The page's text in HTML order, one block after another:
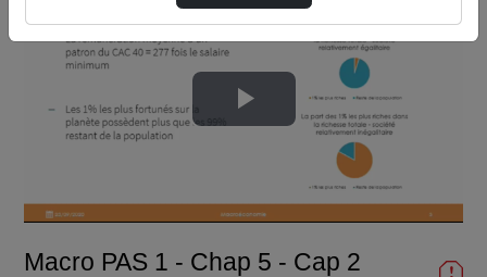
Lire
vidéo
Macro PAS 1 - Chap 5 - Cap 2